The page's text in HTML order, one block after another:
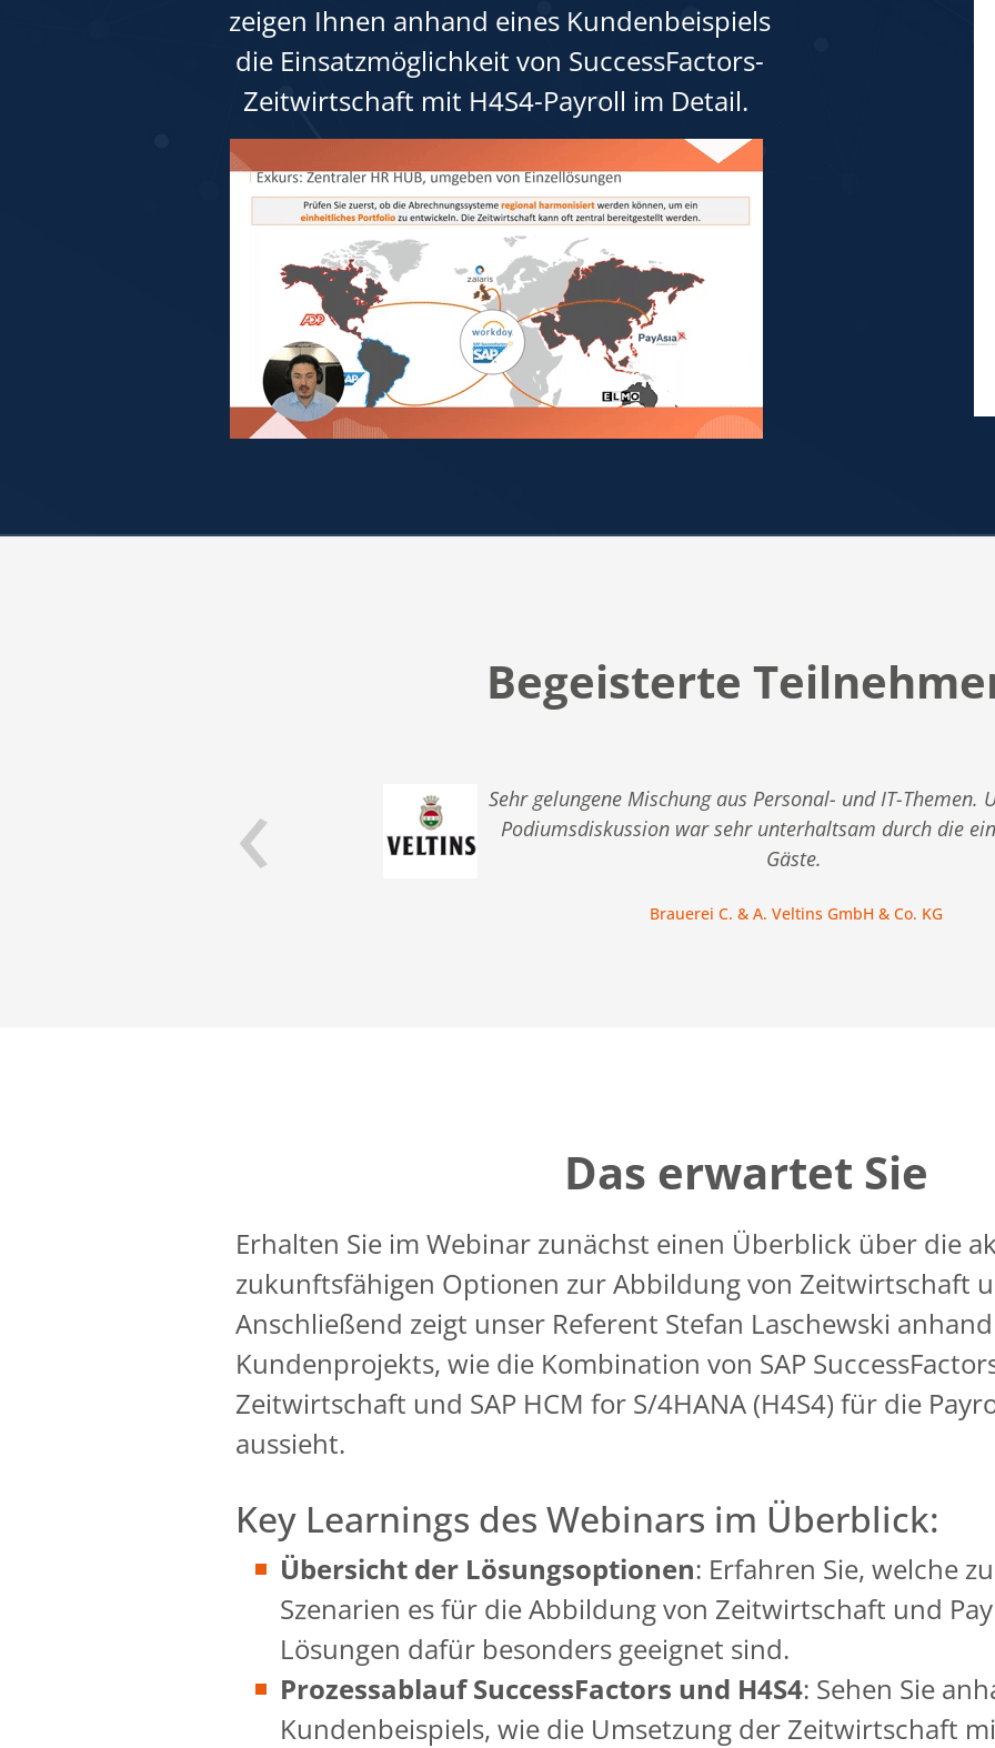
zeigen Ihnen anhand eines Kundenbeispiels
die Einsatzmöglichkeit von SuccessFactors-
Zeitwirtschaft mit H4S4-Payroll im Detail.
Begeisterte
‹
Sehr gelungene Mischung aus Personal- und IT-Themen.
Podiumsdiskussion war sehr unterhaltsam durch die
Gäste.
Brauerei C. & A. Veltins GmbH & Co. KG
Das erwartet Sie
Erhalten Sie im Webinar zunächst einen Überblick über die
zukunftsfähigen Optionen zur Abbildung von Zeitwirtschaft
Anschließend zeigt unser Referent Stefan Laschewski
Kundenprojekts, wie die Kombination von SAP
Zeitwirtschaft und SAP HCM for S/4HANA (H4S4) für die
aussieht.
Key Learnings des Webinars im Überblick:
Übersicht der Lösungsoptionen: Erfahren Sie, welche
Szenarien es für die Abbildung von Zeitwirtschaft und
Lösungen dafür besonders geeignet sind.
Prozessablauf SuccessFactors und H4S4: Sehen Sie
Kundenbeispiels, wie die Umsetzung der Zeitwirtschaft